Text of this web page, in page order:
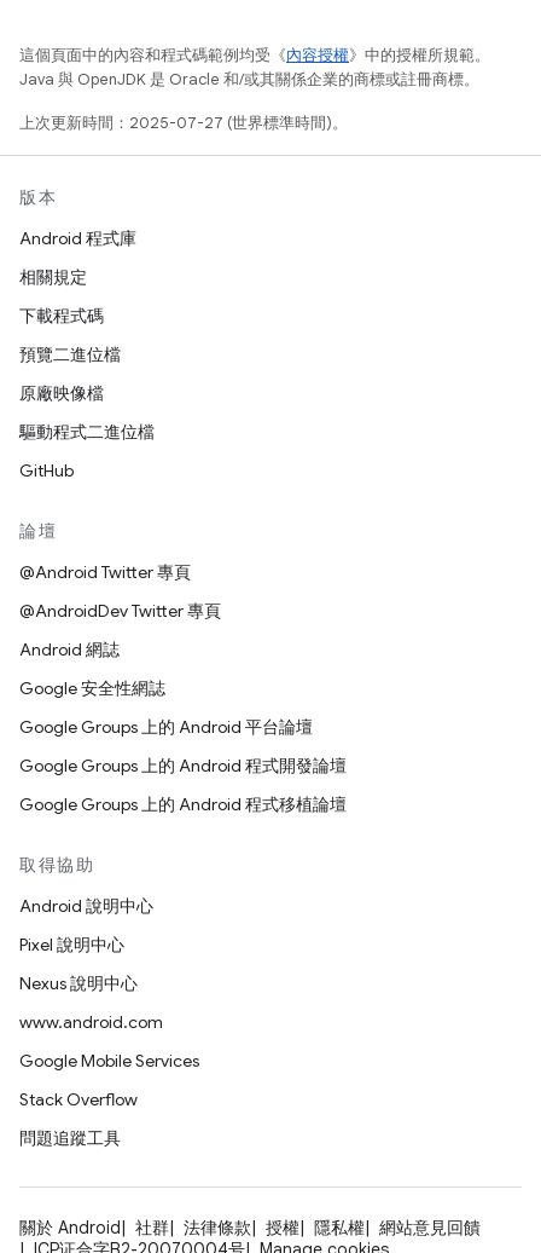
這個頁面中的內容和程式碼範例均受《內容授權》中的授權所規範。
Java 與 OpenJDK 是 Oracle 和/或其關係企業的商標或註冊商標。
上次更新時間：2025-07-27 (世界標準時間)。
版本
Android 程式庫
相關規定
下載程式碼
預覽二進位檔
原廠映像檔
驅動程式二進位檔
GitHub
論壇
@Android Twitter 專頁
@AndroidDev Twitter 專頁
Android 網誌
Google 安全性網誌
Google Groups 上的 Android 平台論壇
Google Groups 上的 Android 程式開發論壇
Google Groups 上的 Android 程式移植論壇
取得協助
Android 說明中心
Pixel 說明中心
Nexus 說明中心
www.android.com
Google Mobile Services
Stack Overflow
問題追蹤工具
關於 Android 社群 法律條款 授權 隱私權
網站意見回饋